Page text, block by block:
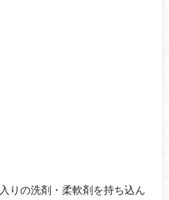
りの洗剤・柔軟剤を持ち込ん